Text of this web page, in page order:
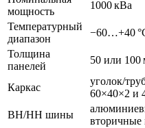
мощность
1000 кВа
Температурный
диапазон
−60…+40
Толщина
панелей
50 или 100
Каркас
уголок/
60×40×2 и
ВН/НН шины
вторичные